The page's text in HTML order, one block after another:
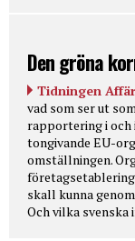
Den gröna
Tidningen
vad som ser ut
rapportering i
tongivande EU-
omställningen.
skall kunna
Och vilka